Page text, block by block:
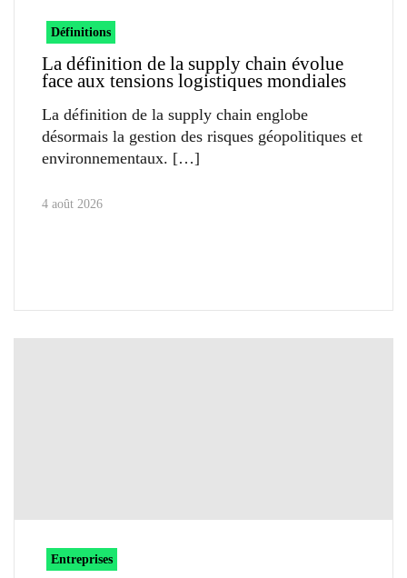
Définitions
La définition de la supply chain évolue
face aux tensions logistiques mondiales
La définition de la supply chain englobe
désormais la gestion des risques géopolitiques et
environnementaux.
4 août 2026
Entreprises